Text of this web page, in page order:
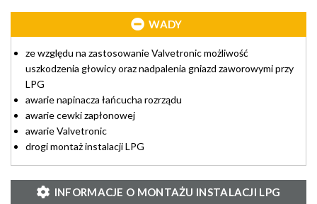
WADY
ze względu na zastosowanie Valvetronic możliwość
uszkodzenia głowicy oraz nadpalenia gniazd zaworowymi przy
LPG
awarie napinacza łańcucha rozrządu
awarie cewki zapłonowej
awarie Valvetronic
drogi montaż instalacji LPG
INFORMACJE O MONTAŻU INSTALACJI LPG